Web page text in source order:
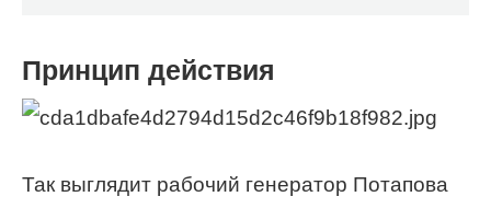
Принцип действия
Так выглядит рабочий генератор Потапова